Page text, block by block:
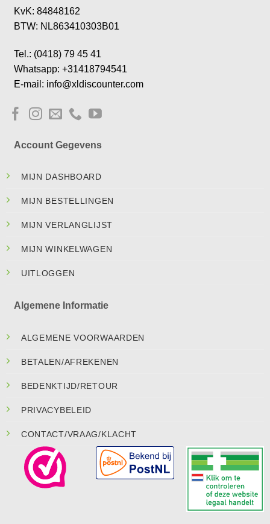
KvK: 84848162
BTW: NL863410303B01
Tel.: (0418) 79 45 41
Whatsapp: +31418794541
E-mail: info@xldiscounter.com
Account Gegevens
MIJN DASHBOARD
MIJN BESTELLINGEN
MIJN VERLANGLIJST
MIJN WINKELWAGEN
UITLOGGEN
Algemene Informatie
ALGEMENE VOORWAARDEN
BETALEN/AFREKENEN
BEDENKTIJD/RETOUR
PRIVACYBELEID
CONTACT/VRAAG/KLACHT